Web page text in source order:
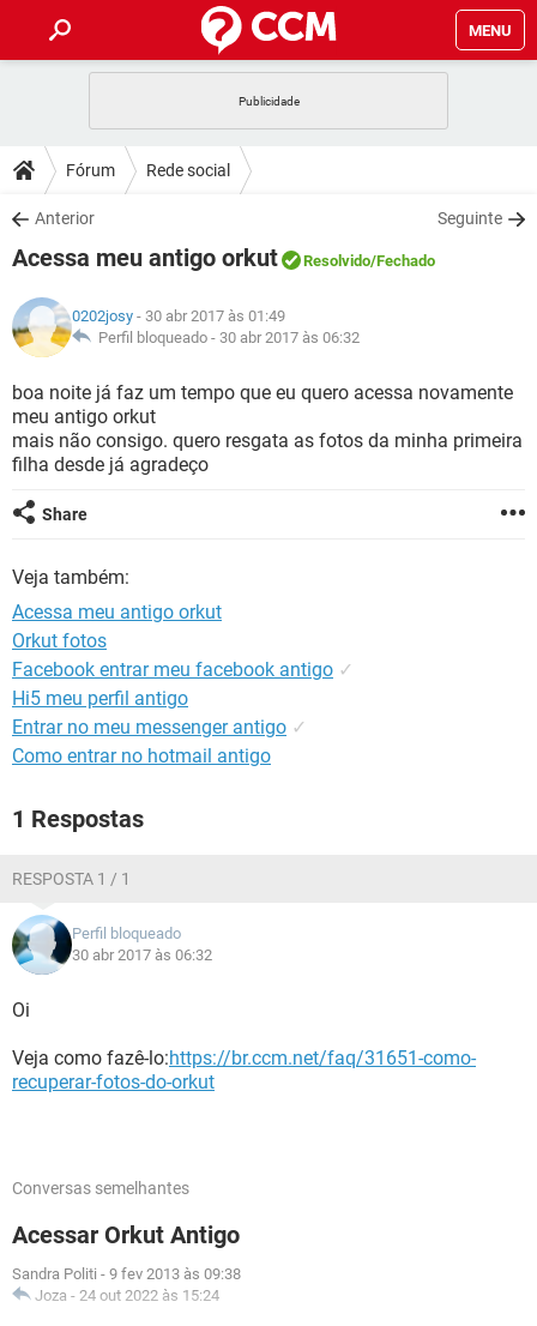
MENU
CELULAR
OUTLOOK
INSTAGRAM GMAIL
GUIA DE COMPRAS
DICAS
JOGOS
INSTAGRAM
GUIA DE COMPRAS
DOWNLOADS
JOGOS WHATSAPP
CELULAR
OUTLOOK EXCEL
INSTAGRAM
GUIA DE COMPRAS
JOGOS
CELULAR
OUTLOOK EXCEL
INSTAGRAM GMAIL
GLOSSÁRIO
CELULAR
OUTLOOK
INSTAGRAM
Fórum Rede social
Anterior Seguinte
Acessa meu antigo orkut Resolvido/Fechado
0202josy - 30 abr 2017 às 01:49
Perfil bloqueado - 30 abr 2017 às 06:32
boa noite já faz um tempo que eu quero acessa novamente
meu antigo orkut
mais não consigo. quero resgata as fotos da minha primeira
filha desde já agradeço
Share
Veja também:
Acessa meu antigo orkut
Orkut fotos
Facebook entrar meu facebook antigo ✓
Hi5 meu perfil antigo
Entrar no meu messenger antigo ✓
Como entrar no hotmail antigo
1 Respostas
RESPOSTA 1 / 1
Perfil bloqueado
30 abr 2017 às 06:32
Oi
Veja como fazê-lo:https://br.ccm.net/faq/31651-como-
recuperar-fotos-do-orkut
Conversas semelhantes
Acessar Orkut Antigo
Sandra Politi - 9 fev 2013 às 09:38
Joza - 24 out 2022 às 15:24